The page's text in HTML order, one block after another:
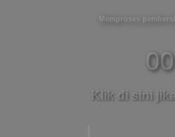
Memproses
Klik di sini